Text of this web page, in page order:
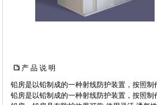
产 品 说 明
铅房是以铅制成的一种射线防护装置，按照制
铅房是以铅制成的一种射线防护装置，按照